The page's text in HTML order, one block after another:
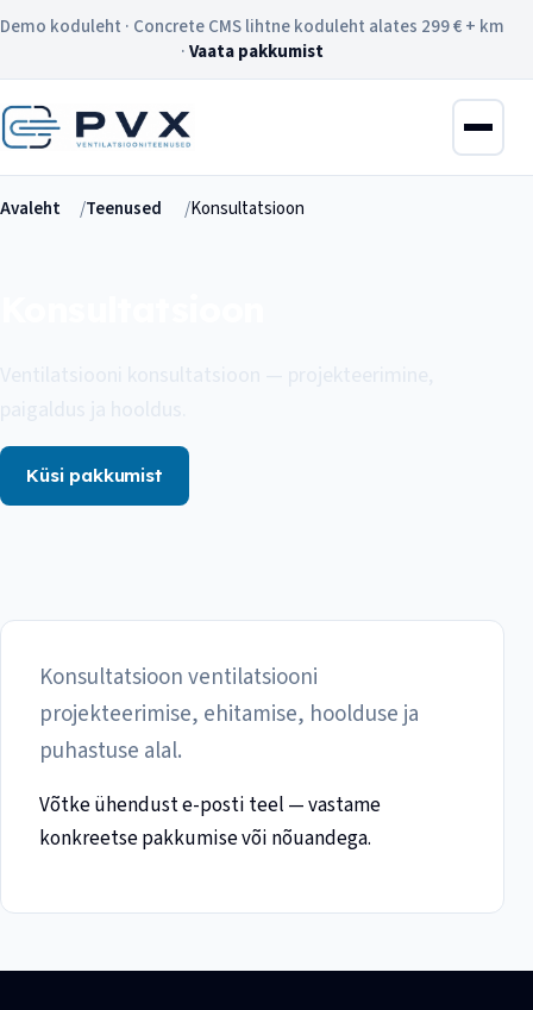
Demo koduleht · Concrete CMS lihtne koduleht alates 299 € + km
·Vaata pakkumist
Avaleht Teenused Konsultatsioon
Küsi pakkumist
Konsultatsioon ventilatsiooni
projekteerimise, ehitamise, hoolduse ja
puhastuse alal.
Võtke ühendust e-posti teel — vastame
konkreetse pakkumise või nõuandega.